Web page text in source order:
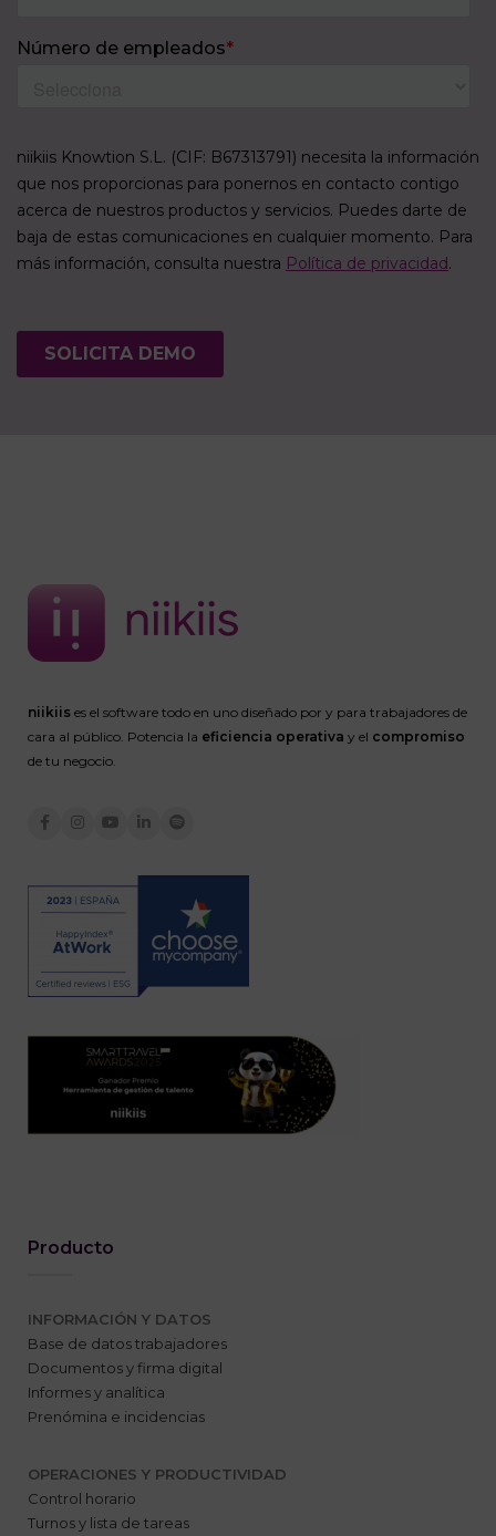
niikiis es el software todo en uno diseñado por y para trabajadores de
cara al público. Potencia la eficiencia operativa y el compromiso
de tu negocio.
Producto
INFORMACIÓN Y DATOS
Base de datos trabajadores
Documentos y firma digital
Informes y analítica
Prenómina e incidencias
OPERACIONES Y PRODUCTIVIDAD
Control horario
Turnos y lista de tareas